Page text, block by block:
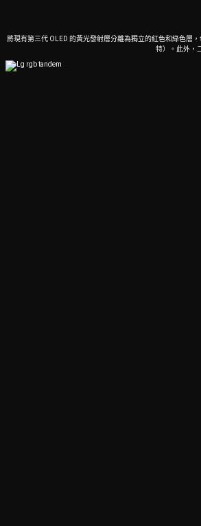
將現有第三代 OLED 的黃光發射層分離為獨立的紅色和綠色層
特）。此外，